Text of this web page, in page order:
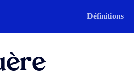
Définitions